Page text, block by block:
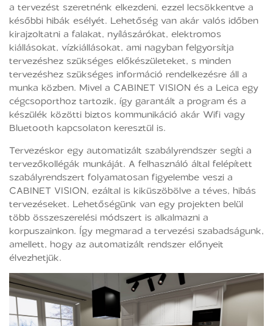
a tervezést szeretnénk elkezdeni, ezzel lecsökkentve a
későbbi hibák esélyét. Lehetőség van akár valós időben
kirajzoltatni a falakat, nyílászárókat, elektromos
kiállásokat, vízkiállásokat, ami nagyban felgyorsítja
tervezéshez szükséges előkészületeket, s minden
tervezéshez szükséges információ rendelkezésre áll a
munka közben. Mivel a CABINET VISION és a Leica egy
cégcsoporthoz tartozik, így garantált a program és a
készülék közötti biztos kommunikáció akár Wifi vagy
Bluetooth kapcsolaton keresztül is.
Tervezéskor egy automatizált szabályrendszer segíti a
tervezőkollégák munkáját. A felhasználó által felépített
szabályrendszert folyamatosan figyelembe veszi a
CABINET VISION, ezáltal is kiküszöbölve a téves, hibás
tervezéseket. Lehetőségünk van egy projekten belül
több összeszerelési módszert is alkalmazni a
korpuszainkon. Így megmarad a tervezési szabadságunk,
amellett, hogy az automatizált rendszer előnyeit
élvezhetjük.